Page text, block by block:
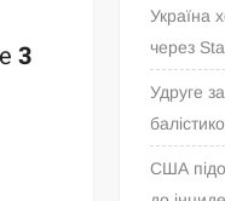
3
Україна
через
Удруге
США